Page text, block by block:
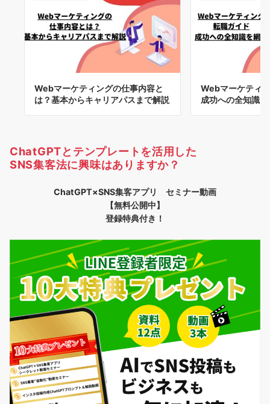
Webマーケティングの仕事内容と
は？基本からキャリアパスまで解説
Webマーケティ
成功への全知識
ChatGPTとテンプレートを活用した
SNS集客法に興味はありますか？
ChatGPT×SNS集客アプリ セミナー動画
【無料公開中】
登録特典付き！